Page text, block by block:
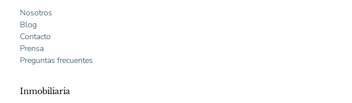
Nosotros
Blog
Contacto
Prensa
Preguntas frecuentes
Inmobiliaria